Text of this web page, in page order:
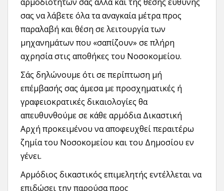
σας να λάβετε όλα τα αναγκαία μέτρα προς
παραλαβή και θέση σε λειτουργία των
μηχανημάτων που «σαπίζουν» σε πλήρη
αχρησία στις αποθήκες του Νοσοκομείου.
Σάς δηλώνουμε ότι σε περίπτωση μή
επέμβασής σας άμεσα με προσχηματικές ή
γραφειοκρατικές δικαιολογίες θα
απευθυνθούμε σε κάθε αρμόδια Δικαστική
Αρχή προκειμένου να αποφευχθεί περαιτέρω
ζημία του Νοσοκομείου και του Δημοσίου εν
γένει.
Αρμόδιος δικαστικός επιμελητής εντέλλεται να
επιδώσει την παρούσα προς